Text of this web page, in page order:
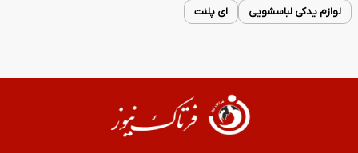
لوازم یدکی لباسشویی ای پلنت